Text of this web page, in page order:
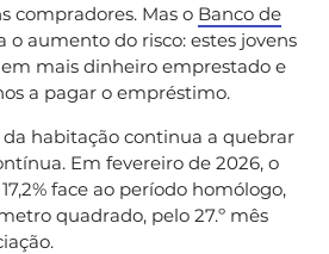
compradores. Mas o Banco de
o aumento do risco: estes jovens
mais dinheiro emprestado e
a pagar o empréstimo.
habitação continua a quebrar
Em fevereiro de 2026, o
face ao período homólogo,
quadrado, pelo 27.º mês